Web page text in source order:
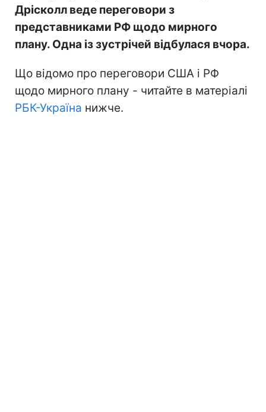
Дрісколл веде переговори з
представниками РФ щодо мирного
плану. Одна із зустрічей відбулася вчора.
Що відомо про переговори США і РФ
щодо мирного плану - читайте в матеріалі
РБК-Україна нижче.